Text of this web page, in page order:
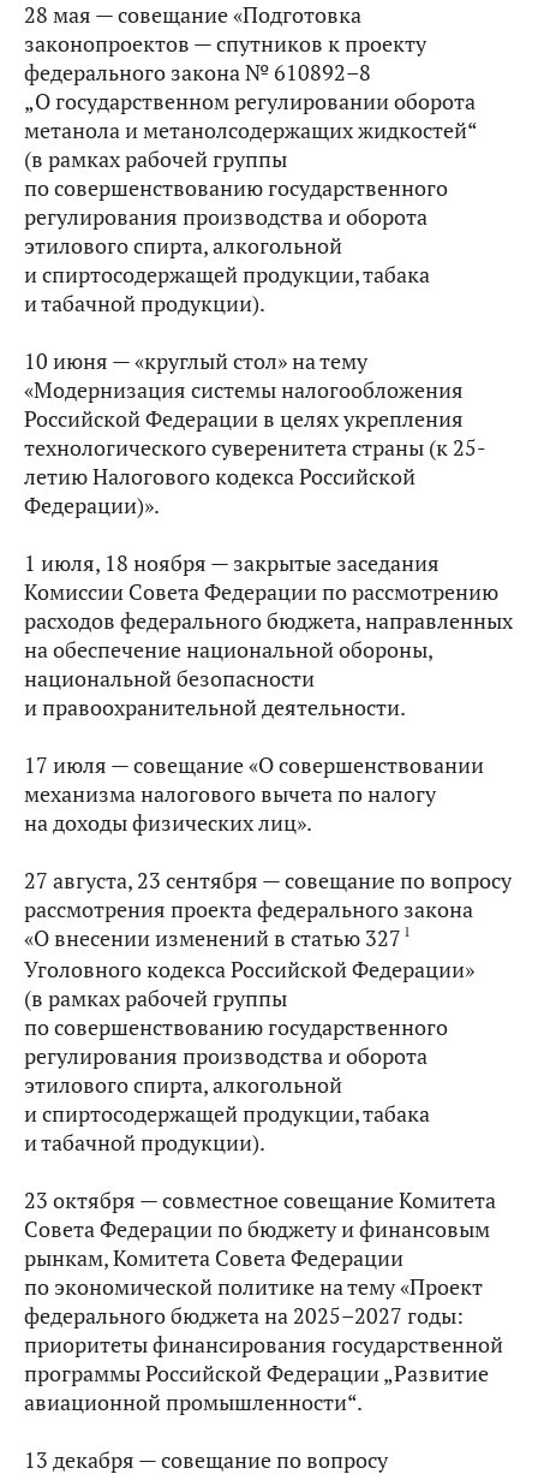
28 мая — совещание «Подготовка
законопроектов — спутников к проекту
федерального закона № 610892–8
„О государственном регулировании оборота
метанола и метанолсодержащих жидкостей“
(в рамках рабочей группы
по совершенствованию государственного
регулирования производства и оборота
этилового спирта, алкогольной
и спиртосодержащей продукции, табака
и табачной продукции).
10 июня — «круглый стол» на тему
«Модернизация системы налогообложения
Российской Федерации в целях укрепления
технологического суверенитета страны (к 25-
летию Налогового кодекса Российской
Федерации)».
1 июля, 18 ноября — закрытые заседания
Комиссии Совета Федерации по рассмотрению
расходов федерального бюджета, направленных
на обеспечение национальной обороны,
национальной безопасности
и правоохранительной деятельности.
17 июля — совещание «О совершенствовании
механизма налогового вычета по налогу
на доходы физических лиц».
27 августа, 23 сентября — совещание по вопросу
рассмотрения проекта федерального закона
«О внесении изменений в статью 327 1
Уголовного кодекса Российской Федерации»
(в рамках рабочей группы
по совершенствованию государственного
регулирования производства и оборота
этилового спирта, алкогольной
и спиртосодержащей продукции, табака
и табачной продукции).
23 октября — совместное совещание Комитета
Совета Федерации по бюджету и финансовым
рынкам, Комитета Совета Федерации
по экономической политике на тему «Проект
федерального бюджета на 2025–2027 годы:
приоритеты финансирования государственной
программы Российской Федерации „Развитие
авиационной промышленности“.
13 декабря — совещание по вопросу